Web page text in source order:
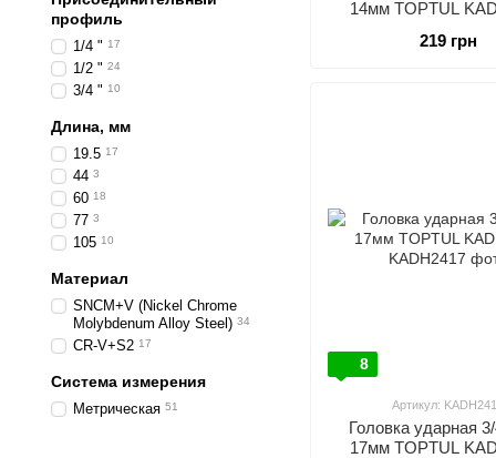
14мм TOPTUL
219 грн
8
Артикул:
Головка ударная
17мм TOPTUL
профиль
1/4 " 17
1/2 " 24
3/4 " 10
Длина, мм
19.5 17
44 3
60 18
77 3
105 10
Материал
SNCM+V (Nickel Chrome
Molybdenum Alloy Steel) 34
CR-V+S2 17
Система измерения
Метрическая 51